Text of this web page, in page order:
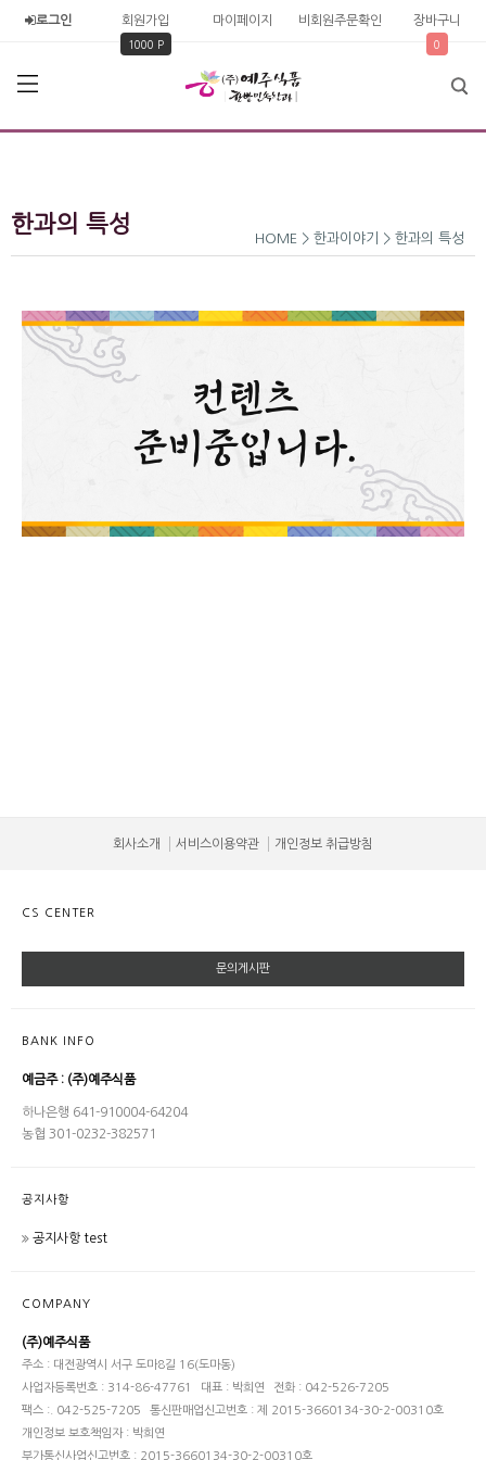
로그인 회원가입
1000 P
마이페이지 비회원주문확인 장바구니
0
HOME > 한과이야기 > 한과의 특성
한과의 특성
회사소개 서비스이용약관 개인정보 취급방침
CS CENTER
문의게시판
BANK INFO
예금주 : (주)예주식품
하나은행 641-910004-64204
농협 301-0232-382571
공지사항
공지사항 test
COMPANY
(주)예주식품
주소 : 대전광역시 서구 도마8길 16(도마동)
사업자등록번호 : 314-86-47761
대표 : 박희연
전화 : 042-526-7205
팩스 :. 042-525-7205
통신판매업신고번호 : 제 2015-3660134-30-2-00310호
개인정보 보호책임자 : 박희연
부가통신사업신고번호 : 2015-3660134-30-2-00310호